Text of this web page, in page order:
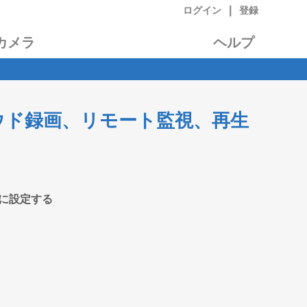
ログイン 登録
メラ ヘルプ
録画、リモート監視、再生
設定する